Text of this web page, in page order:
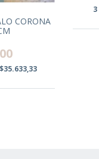
CORONA
$35.633,33
3